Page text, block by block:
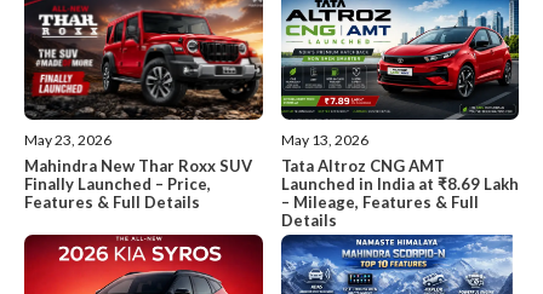
May 23, 2026
Mahindra New Thar Roxx SUV
Finally Launched – Price,
Features & Full Details
May 13, 2026
Tata Altroz CNG AMT
Launched in India at ₹8.69 Lakh
– Mileage, Features & Full
Details